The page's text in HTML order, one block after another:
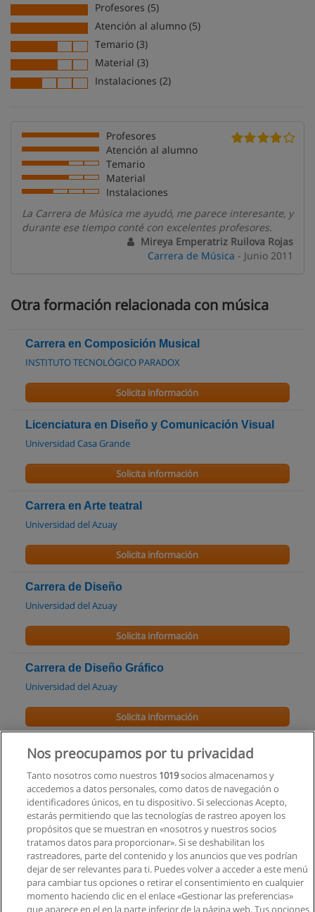
Profesores (5)
Atención al alumno (5)
Temario (3)
Material (3)
Instalaciones (2)
Profesores
Atención al alumno
Temario
Material
Instalaciones
La Carrera de Música me ayudó, me parece interesante, y
durante ese tiempo conté con excelentes profesores.
Mireya Emperatriz Ruilova Rojas
Carrera de Música - Junio 2011
Otra formación relacionada con música
Carrera en Composición Musical
INSTITUTO TECNOLÓGICO PARADOX
Solicita información
Licenciatura en Diseño y Comunicación Visual
Universidad Casa Grande
Solicita información
Carrera en Arte teatral
Universidad del Azuay
Solicita información
Carrera de Diseño
Universidad del Azuay
Solicita información
Carrera de Diseño Gráfico
Universidad del Azuay
Solicita información
Especialización en Educación a Distancia
Solicita información
Curso: Técnico Instalador de Energía Solar
Térmica
CES Ecuador
Solicita información
Nos preocupamos por tu privacidad
Tanto nosotros como nuestros 1019socios almacenamos y
accedemos a datos personales, como datos de navegación o
identificadores únicos, en tu dispositivo. Si seleccionas Acepto,
estarás permitiendo que las tecnologías de rastreo apoyen los
propósitos que se muestran en «nosotros y nuestros socios
tratamos datos para proporcionar». Si se deshabilitan los
rastreadores, parte del contenido y los anuncios que ves podrían
dejar de ser relevantes para ti. Puedes volver a acceder a este menú
para cambiar tus opciones o retirar el consentimiento en cualquier
momento haciendo clic en el enlace «Gestionar las preferencias»
que aparece en el en la parte inferior de la página web. Tus opciones